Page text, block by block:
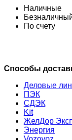
Наличные
По счету
Способы
Деловые
ПЭК
СДЭК
Kit
ЖелДор
Энергия